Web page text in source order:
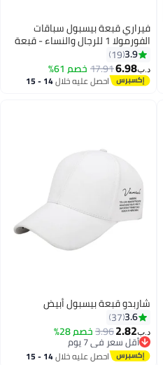
14
فيراري قبعة بيسبول سباقات
الفورمولا 1 للرجال والنساء - قبعة
كلاسيكية قابلة للتعديل بتصميم
رياضي
3.9
19
د.ب‏6.98
17.91خصم 61%
احصل عليه خلال 14 - 15
2
شاربدو قبعة بيسبول أبيض
3.6
37
د.ب‏2.82
3.96خصم 28%
أقل سعر في 7 يوم
أقل سعر في 7 يوماحصل عليه خلال 14 - 15